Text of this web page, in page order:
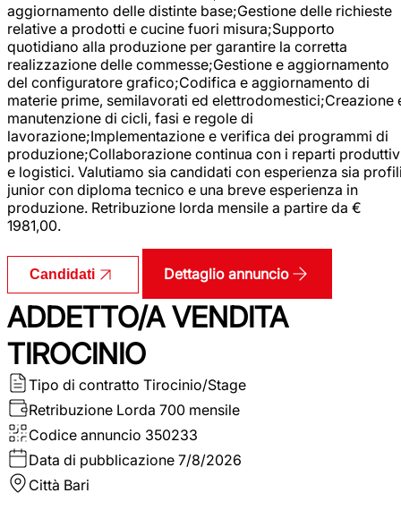
aggiornamento delle distinte base;Gestione delle richieste
relative a prodotti e cucine fuori misura;Supporto
quotidiano alla produzione per garantire la corretta
realizzazione delle commesse;Gestione e aggiornamento
del configuratore grafico;Codifica e aggiornamento di
materie prime, semilavorati ed elettrodomestici;Creazione
manutenzione di cicli, fasi e regole di
lavorazione;Implementazione e verifica dei programmi di
produzione;Collaborazione continua con i reparti
e logistici. Valutiamo sia candidati con esperienza sia
junior con diploma tecnico e una breve esperienza in
produzione. Retribuzione lorda mensile a partire da €
1981,00.
Candidati Dettaglio annuncio
ADDETTO/A VENDITA
TIROCINIO
Tipo di contratto Tirocinio/Stage
Retribuzione Lorda 700 mensile
Codice annuncio 350233
Data di pubblicazione 7/8/2026
Città Bari